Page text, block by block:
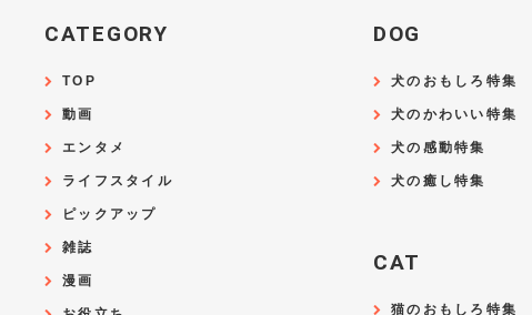
CATEGORY
TOP
動画
エンタメ
ライフスタイル
ピックアップ
雑誌
漫画
DOG
犬のおもしろ特集
犬のかわいい特集
犬の感動特集
犬の癒し特集
CAT
猫のおもしろ特集